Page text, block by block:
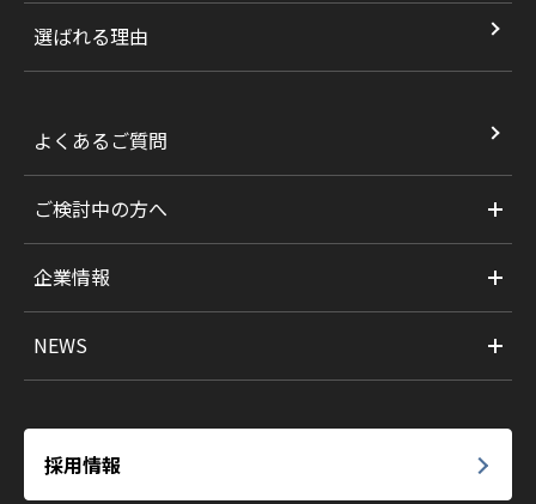
選ばれる理由
よくあるご質問
ご検討中の方へ
企業情報
NEWS
採用情報